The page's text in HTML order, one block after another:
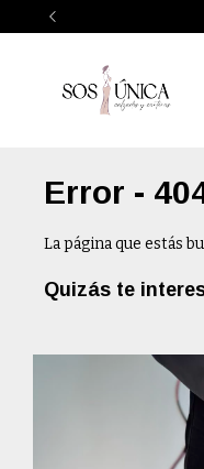
Error -
La página que estás
Quizás te